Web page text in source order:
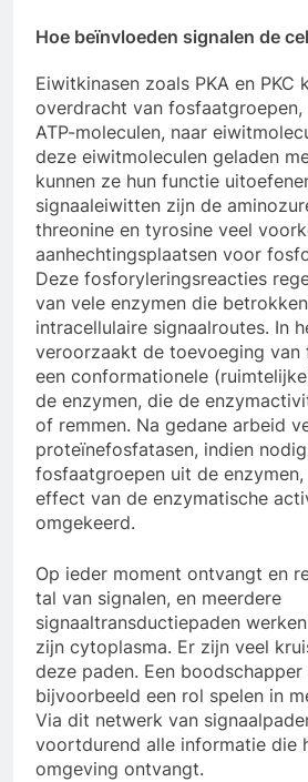
Hoe beïnvloeden signalen de
Eiwitkinasen zoals PKA en PKC
overdracht van
ATP-moleculen, naar
deze eiwitmoleculen geladen
kunnen ze hun functie
signaaleiwitten zijn de
threonine en tyrosine veel
aanhechtingsplaatsen voor
Deze fosforyleringsreacties
van vele enzymen die
intracellulaire signaalroutes. In
veroorzaakt de toevoeging van
een conformationele
de enzymen, die de
of remmen. Na gedane arbeid
proteïnefosfatasen, indien
fosfaatgroepen uit de
effect van de enzymatische
omgekeerd.
Op ieder moment ontvangt en
tal van signalen, en meerdere
signaaltransductiepaden
zijn cytoplasma. Er zijn veel
deze paden. Een
bijvoorbeeld een rol spelen in
Via dit netwerk van
voortdurend alle informatie die
omgeving ontvangt.